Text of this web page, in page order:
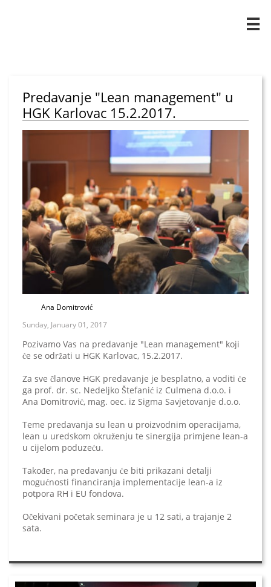

Predavanje "Lean management" u
HGK Karlovac 15.2.2017.
Ana Domitrović
Sunday, January 01, 2017
Pozivamo Vas na predavanje "Lean management" koji
će se održati u HGK Karlovac, 15.2.2017.
Za sve članove HGK predavanje je besplatno, a voditi će
ga prof. dr. sc. Nedeljko Štefanić iz Culmena d.o.o. i
Ana Domitrović, mag. oec. iz Sigma Savjetovanje d.o.o.
Teme predavanja su lean u proizvodnim operacijama,
lean u uredskom okruženju te sinergija primjene lean-a
u cijelom poduzeću.
Također, na predavanju će biti prikazani detalji
mogućnosti financiranja implementacije lean-a iz
potpora RH i EU fondova.
Očekivani početak seminara je u 12 sati, a trajanje 2
sata.